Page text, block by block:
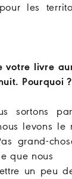
les
votre livre
Pourquoi ?
sortons
levons le
grand-
que nous
un peu